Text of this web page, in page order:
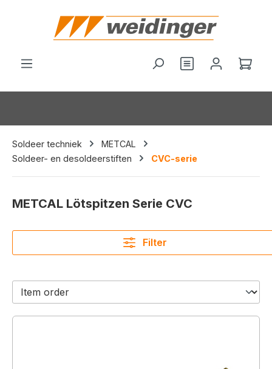
Je hebt 0 items
Soldeer techniek
METCAL
Soldeer- en desoldeerstiften
CVC-serie
METCAL Lötspitzen Serie CVC
Filter